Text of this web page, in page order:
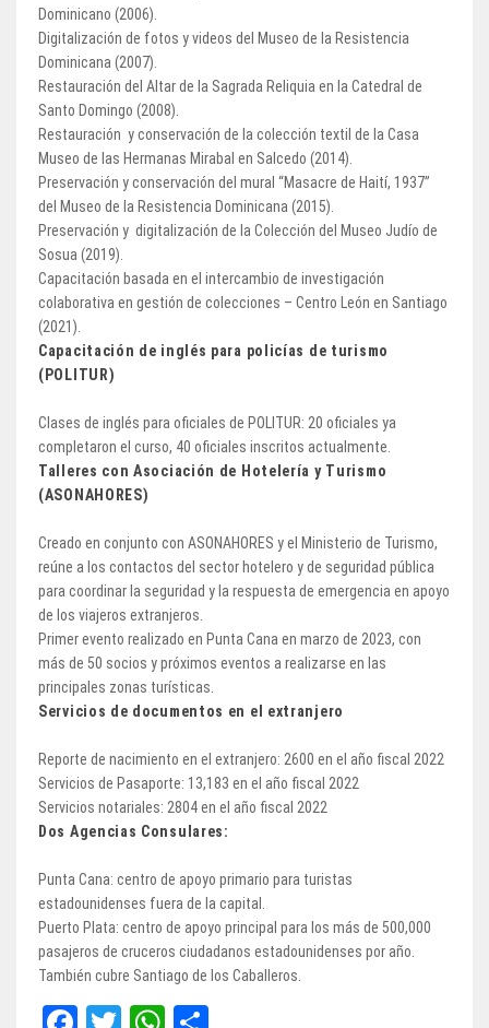
Dominicano (2006).
Digitalización de fotos y videos del Museo de la Resistencia
Dominicana (2007).
Restauración del Altar de la Sagrada Reliquia en la Catedral de
Santo Domingo (2008).
Restauración y conservación de la colección textil de la Casa
Museo de las Hermanas Mirabal en Salcedo (2014).
Preservación y conservación del mural “Masacre de Haití, 1937”
del Museo de la Resistencia Dominicana (2015).
Preservación y digitalización de la Colección del Museo Judío de
Sosua (2019).
Capacitación basada en el intercambio de investigación
colaborativa en gestión de colecciones – Centro León en Santiago
(2021).
Capacitación de inglés para policías de turismo
(POLITUR)
Clases de inglés para oficiales de POLITUR: 20 oficiales ya
completaron el curso, 40 oficiales inscritos actualmente.
Talleres con Asociación de Hotelería y Turismo
(ASONAHORES)
Creado en conjunto con ASONAHORES y el Ministerio de Turismo,
reúne a los contactos del sector hotelero y de seguridad pública
para coordinar la seguridad y la respuesta de emergencia en apoyo
de los viajeros extranjeros.
Primer evento realizado en Punta Cana en marzo de 2023, con
más de 50 socios y próximos eventos a realizarse en las
principales zonas turísticas.
Servicios de documentos en el extranjero
Reporte de nacimiento en el extranjero: 2600 en el año fiscal 2022
Servicios de Pasaporte: 13,183 en el año fiscal 2022
Servicios notariales: 2804 en el año fiscal 2022
Dos Agencias Consulares:
Punta Cana: centro de apoyo primario para turistas
estadounidenses fuera de la capital.
Puerto Plata: centro de apoyo principal para los más de 500,000
pasajeros de cruceros ciudadanos estadounidenses por año.
También cubre Santiago de los Caballeros.